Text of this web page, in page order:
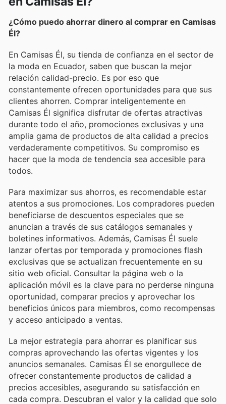
¿Cómo puedo ahorrar dinero al comprar en Camisas
Él?
En Camisas Él, su tienda de confianza en el sector de
la moda en Ecuador, saben que buscan la mejor
relación calidad-precio. Es por eso que
constantemente ofrecen oportunidades para que sus
clientes ahorren. Comprar inteligentemente en
Camisas Él significa disfrutar de ofertas atractivas
durante todo el año, promociones exclusivas y una
amplia gama de productos de alta calidad a precios
verdaderamente competitivos. Su compromiso es
hacer que la moda de tendencia sea accesible para
todos.
Para maximizar sus ahorros, es recomendable estar
atentos a sus promociones. Los compradores pueden
beneficiarse de descuentos especiales que se
anuncian a través de sus catálogos semanales y
boletines informativos. Además, Camisas Él suele
lanzar ofertas por temporada y promociones flash
exclusivas que se actualizan frecuentemente en su
sitio web oficial. Consultar la página web o la
aplicación móvil es la clave para no perderse ninguna
oportunidad, comparar precios y aprovechar los
beneficios únicos para miembros, como recompensas
y acceso anticipado a ventas.
La mejor estrategia para ahorrar es planificar sus
compras aprovechando las ofertas vigentes y los
anuncios semanales. Camisas Él se enorgullece de
ofrecer constantemente productos de calidad a
precios accesibles, asegurando su satisfacción en
cada compra. Descubran el valor y la calidad que solo